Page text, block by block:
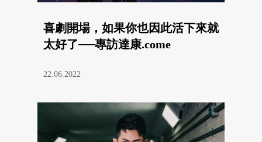
喜劇開場，如果你也因此活下來就
太好了──專訪達康.come
22.06.2022